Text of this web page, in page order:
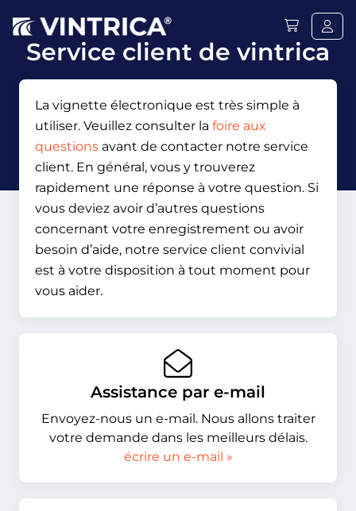
Service client de vintrica
La vignette électronique est très simple à
utiliser. Veuillez consulter la foire aux
questions avant de contacter notre service
client. En général, vous y trouverez
rapidement une réponse à votre question. Si
vous deviez avoir d’autres questions
concernant votre enregistrement ou avoir
besoin d’aide, notre service client convivial
est à votre disposition à tout moment pour
vous aider.
Assistance par e-mail
Envoyez-nous un e-mail. Nous allons traiter
votre demande dans les meilleurs délais.
écrire un e-mail »